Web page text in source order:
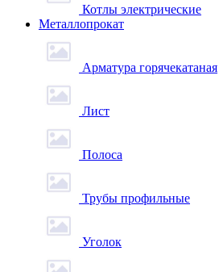
Котлы электрические
Металлопрокат
Арматура горячекатаная
Лист
Полоса
Трубы профильные
Уголок